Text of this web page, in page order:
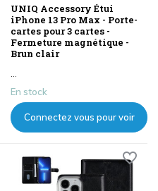
UNIQ Accessory Étui
iPhone 13 Pro Max - Porte-
cartes pour 3 cartes -
Fermeture magnétique -
Brun clair
En stock
Connectez vous pour voir